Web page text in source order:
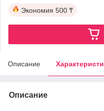
Экономия 500 ₸
Описание
Описание